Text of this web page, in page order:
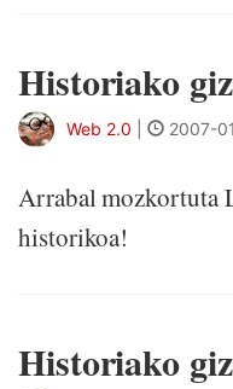
Historiako
Web 2.0 2007-
Arrabal mozkortuta
historikoa!
Historiako